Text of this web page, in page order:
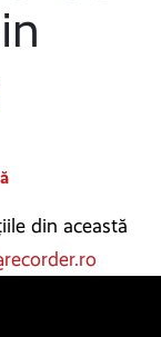
din această